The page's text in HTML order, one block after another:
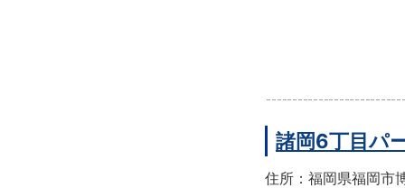
諸岡6丁目パ
住所：福岡県福岡市